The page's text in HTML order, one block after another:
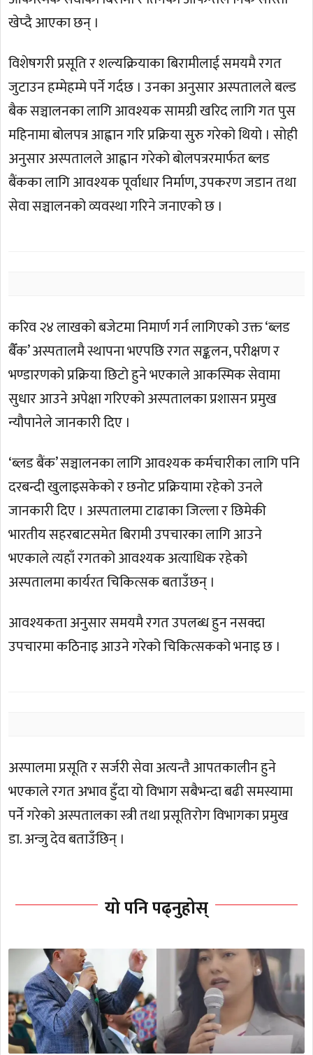
खेप्दै आएका छन् ।
विशेषगरी प्रसूति र शल्यक्रियाका बिरामीलाई समयमै रगत
जुटाउन हम्मेहम्मे पर्ने गर्दछ । उनका अनुसार अस्पतालले बल्ड
बैक सञ्चालनका लागि आवश्यक सामग्री खरिद लागि गत पुस
महिनामा बोलपत्र आह्वान गरि प्रक्रिया सुरु गरेको थियो । सोही
अनुसार अस्पतालले आह्वान गरेको बोलपत्ररमार्फत ब्लड
बैंकका लागि आवश्यक पूर्वाधार निर्माण, उपकरण जडान तथा
सेवा सञ्चालनको व्यवस्था गरिने जनाएको छ ।
करिव २४ लाखको बजेटमा निमार्ण गर्न लागिएको उक्त ‘ब्लड
बैँक’ अस्पतालमै स्थापना भएपछि रगत सङ्कलन, परीक्षण र
भण्डारणको प्रक्रिया छिटो हुने भएकाले आकस्मिक सेवामा
सुधार आउने अपेक्षा गरिएको अस्पतालका प्रशासन प्रमुख
न्यौपानेले जानकारी दिए ।
‘ब्लड बैंक’ सञ्चालनका लागि आवश्यक कर्मचारीका लागि पनि
दरबन्दी खुलाइसकेको र छनोट प्रक्रियामा रहेको उनले
जानकारी दिए । अस्पतालमा टाढाका जिल्ला र छिमेकी
भारतीय सहरबाटसमेत बिरामी उपचारका लागि आउने
भएकाले त्यहाँ रगतको आवश्यक अत्याधिक रहेको
अस्पतालमा कार्यरत चिकित्सक बताउँछन् ।
आवश्यकता अनुसार समयमै रगत उपलब्ध हुन नसक्दा
उपचारमा कठिनाइ आउने गरेको चिकित्सकको भनाइ छ ।
अस्पालमा प्रसूति र सर्जरी सेवा अत्यन्तै आपतकालीन हुने
भएकाले रगत अभाव हुँदा यो विभाग सबैभन्दा बढी समस्यामा
पर्ने गरेको अस्पतालका स्त्री तथा प्रसूतिरोग विभागका प्रमुख
डा. अन्जु देव बताउँछिन् ।
यो पनि पढ्नुहोस्